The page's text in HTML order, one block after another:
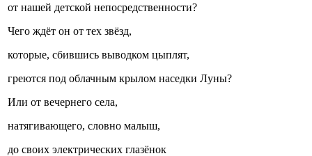
от нашей детской непосредственности?
Чего ждёт он от тех звёзд,
которые, сбившись выводком цыплят,
греются под облачным крылом наседки Луны?
Или от вечернего села,
натягивающего, словно малыш,
до своих электрических глазёнок